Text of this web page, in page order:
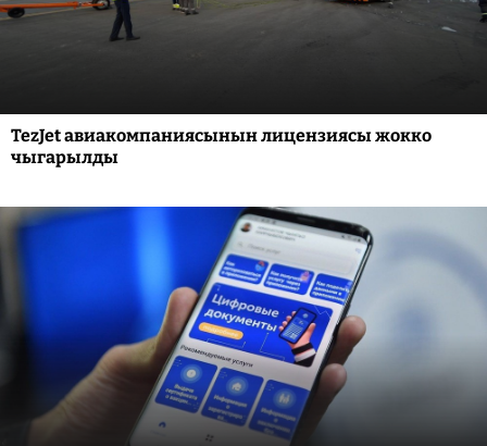
TezJet авиакомпаниясынын лицензиясы жокко
чыгарылды